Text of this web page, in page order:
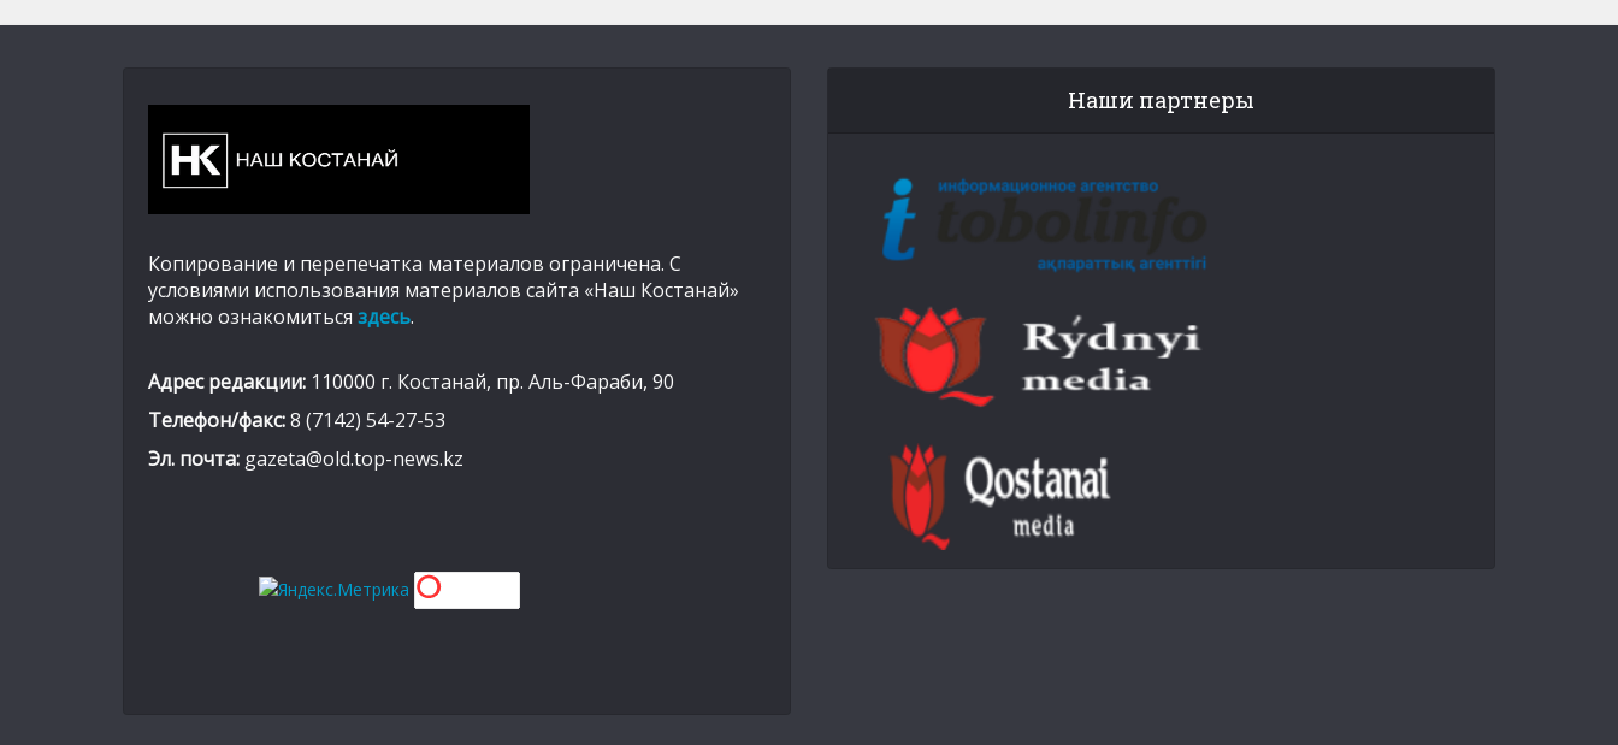
Копирование и перепечатка материалов ограничена. С
условиями использования материалов сайта «Наш Костанай»
можно ознакомиться здесь.
Адрес редакции: 110000 г. Костанай, пр. Аль-Фараби, 90
Телефон/факс:8 (7142) 54-27-53
Эл. почта: gazeta@old.top-news.kz
Наши партнеры